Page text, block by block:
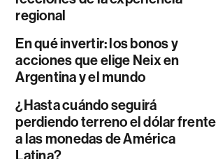
regional
En qué invertir: los bonos y
acciones que elige Neix en
Argentina y el mundo
¿Hasta cuándo seguirá
perdiendo terreno el dólar frente
a las monedas de América
Latina?